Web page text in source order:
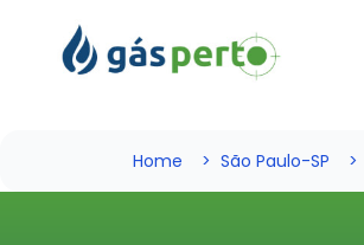
Home São Paulo-SP